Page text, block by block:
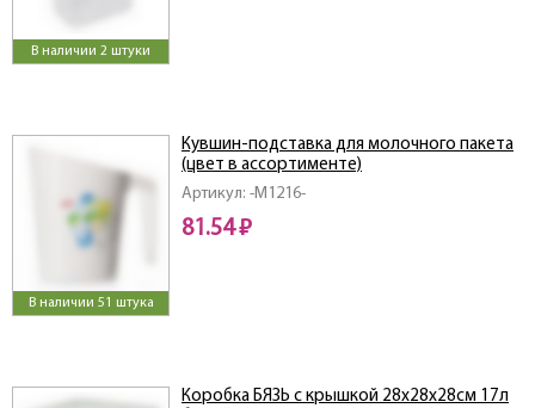
В наличии 2 штуки
В наличии 51 штука
Артикул: -M1216-
Кувшин-подставка для молочного пакета
(цвет в ассортименте)
81.54 ₽
Коробка БЯЗЬ с крышкой 28х28х28см 17л